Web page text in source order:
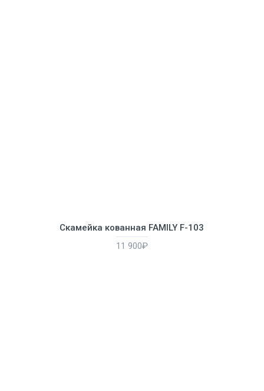
Скамейка кованная FAMILY F-103
11 900₽